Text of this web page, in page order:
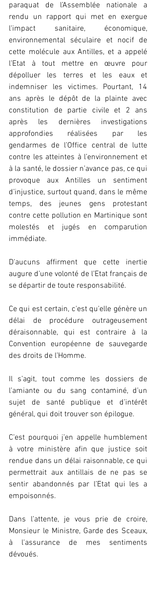
paraquat de l’Assemblée nationale a
rendu un rapport qui met en exergue
l'impact sanitaire, économique,
environnemental séculaire et nocif de
cette molécule aux Antilles, et a appelé
l’Etat à tout mettre en œuvre pour
dépolluer les terres et les eaux et
indemniser les victimes. Pourtant, 14
ans après le dépôt de la plainte avec
constitution de partie civile et 2 ans
après les dernières investigations
approfondies réalisées par les
gendarmes de l’Office central de lutte
contre les atteintes à l’environnement et
à la santé, le dossier n’avance pas, ce qui
provoque aux Antilles un sentiment
d’injustice, surtout quand, dans le même
temps, des jeunes gens protestant
contre cette pollution en Martinique sont
molestés et jugés en comparution
immédiate.
D'aucuns affirment que cette inertie
augure d’une volonté de l’Etat français de
se départir de toute responsabilité.
Ce qui est certain, c'est qu'elle génère un
délai de procédure outrageusement
déraisonnable, qui est contraire à la
Convention européenne de sauvegarde
des droits de l’Homme.
Il s’agit, tout comme les dossiers de
l’amiante ou du sang contaminé, d’un
sujet de santé publique et d’intérêt
général, qui doit trouver son épilogue.
C’est pourquoi j’en appelle humblement
à votre ministère afin que justice soit
rendue dans un délai raisonnable, ce qui
permettrait aux antillais de ne pas se
sentir abandonnés par l’Etat qui les a
empoisonnés.
Dans l’attente, je vous prie de croire,
Monsieur le Ministre, Garde des Sceaux,
à l'assurance de mes sentiments
dévoués.